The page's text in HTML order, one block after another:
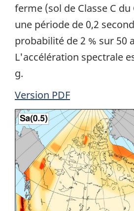
ferme (sol de Classe C du
une période de 0,2
probabilité de 2 % sur 50
L'accélération spectrale
g.
Version PDF